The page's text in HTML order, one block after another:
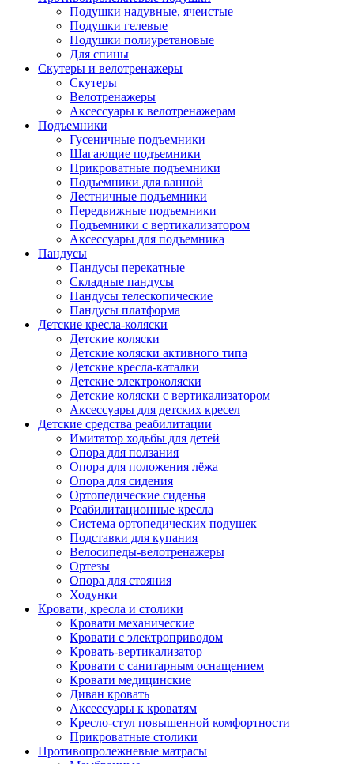
Подушки надувные, ячеистые
Подушки гелевые
Подушки полиуретановые
Для спины
Скутеры и велотренажеры
Скутеры
Велотренажеры
Аксессуары к велотренажерам
Подъемники
Гусеничные подъемники
Шагающие подъемники
Прикроватные подъемники
Подъемники для ванной
Лестничные подъемники
Передвижные подъемники
Подъемники с вертикализатором
Аксессуары для подъемника
Пандусы
Пандусы перекатные
Складные пандусы
Пандусы телескопические
Пандусы платформа
Детские кресла-коляски
Детские коляски
Детские коляски активного типа
Детские кресла-каталки
Детские электроколяски
Детские коляски с вертикализатором
Аксессуары для детских кресел
Детские средства реабилитации
Имитатор ходьбы для детей
Опора для ползания
Опора для положения лёжа
Опора для сидения
Ортопедические сиденья
Реабилитационные кресла
Система ортопедических подушек
Подставки для купания
Велосипеды-велотренажеры
Ортезы
Опора для стояния
Ходунки
Кровати, кресла и столики
Кровати механические
Кровати с электроприводом
Кровать-вертикализатор
Кровати с санитарным оснащением
Кровати медицинские
Диван кровать
Аксессуары к кроватям
Кресло-стул повышенной комфортности
Прикроватные столики
Противопролежневые матрасы